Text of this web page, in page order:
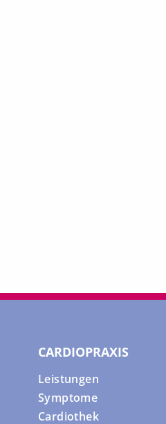
CARDIOPRAXIS
Leistungen
Symptome
Cardiothek